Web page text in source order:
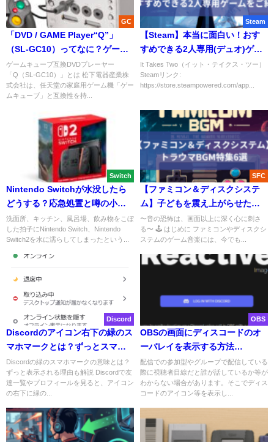
GC
「DVD / GAME Player“Q”」
（SL-GC10）ってなに？ゲーム
キューブと何が違うの？
ゲームキューブ互換DVDプレーヤー
「Q（SL-GC10）」とは 松下電器産業株
式会社は、任天堂の家庭用ゲーム機「ゲー
ムキューブ」と互換性を持...
Steam
【Steam】本当に面白い！おす
すめできる2人専用(デュオ)ゲー
ムをご紹介
It Takes Two（イット・テイクス・ツー）
Steamリンク:
https://store.steampowered.com/app...
Switch
Nintendo Switchが水没したら
どうする？応急処置と噂の小ネ
タ集
洗面所、キッチン、風呂場、飲み物をこぼ
した拍子にNintendo Switch、Nintendo
Switch2を水に濡らしてしまったという...
SFC
【ファミコン＆ディスクシステ
ム】子どもを震え上がらせた…
トラウマBGM特集6選
〜音の恐怖は、画面以上に深く心に刺さ
る〜 🕹️ はじめに ファミコンやディスクシ
ステムのゲーム音楽には、今でも...
Discord
Discordのアイコン右下の緑のス
マホマークとは？ずっとスマホ
マークがオンラインの人は何を
している？
Discordの緑のスマホマークの意味とは？
ずっと表示される理由も解説 Discordで友
達一覧やプロフィールを見ると、アイコン
の右下に緑の...
OBS
OBSの画面にディスコードのオ
ーバレイを表示する方法
（discord reactive）
配信での参加型やグループで配信している
際に視聴者目線だと誰が話しているか等が
わからない場合があります。そこでディス
コードのアイコン等を表示し...